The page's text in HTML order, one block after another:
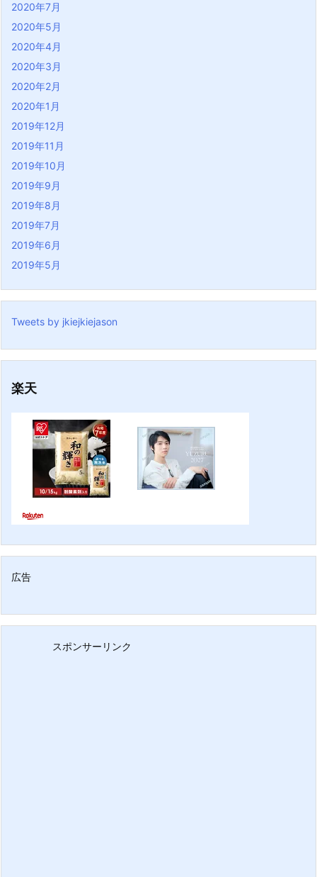
2020年7月
2020年5月
2020年4月
2020年3月
2020年2月
2020年1月
2019年12月
2019年11月
2019年10月
2019年9月
2019年8月
2019年7月
2019年6月
2019年5月
Tweets by jkiejkiejason
楽天
広告
スポンサーリンク